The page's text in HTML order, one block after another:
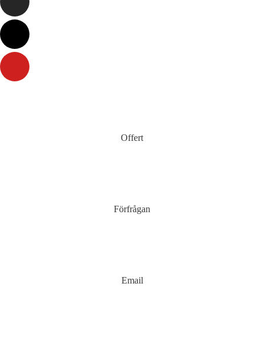
Offert
Förfrågan
Email